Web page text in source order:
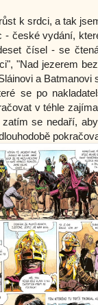
k srdci, a tak
české vydání,
čísel - se
"Nad jezerem
a Batmanovi
se po
v téhle
se nedaří,